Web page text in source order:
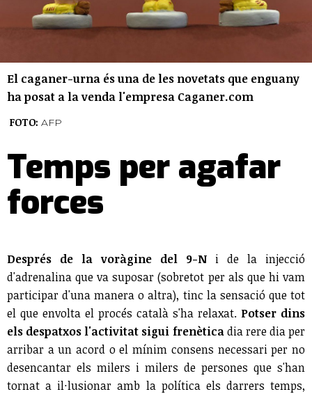
El caganer-urna és una de les novetats que enguany
ha posat a la venda l'empresa Caganer.com
FOTO: AFP
Temps per agafar
forces
Després de la voràgine del 9-N i de la injecció
d'adrenalina que va suposar (sobretot per als que hi vam
participar d'una manera o altra), tinc la sensació que tot
el que envolta el procés català s'ha relaxat. Potser dins
els despatxos l'activitat sigui frenèticadia rere dia per
arribar a un acord o el mínim consens necessari per no
desencantar els milers i milers de persones que s'han
tornat a il·lusionar amb la política els darrers temps,